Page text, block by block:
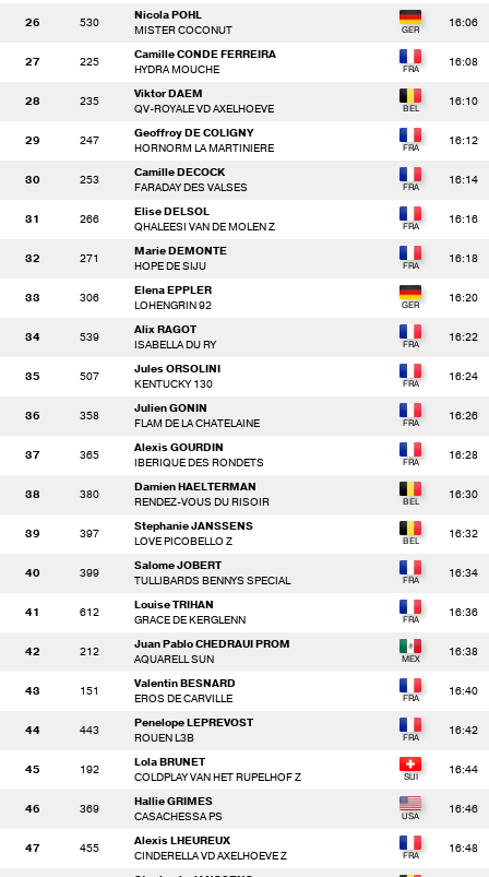
26 530
Nicola POHL
MISTER COCONUT
16:06
27 225
Camille CONDE FERREIRA
HYDRA MOUCHE
16:08
28 235
Viktor DAEM
QV-ROYALE VD AXELHOEVE
16:10
29 247
Geoffroy DE COLIGNY
HORNORM LA MARTINIERE
16:12
30 253
Camille DECOCK
FARADAY DES VALSES
16:14
31 266
Elise DELSOL
QHALEESI VAN DE MOLEN Z
16:16
32 271
Marie DEMONTE
HOPE DE SIJU
16:18
33 306
Elena EPPLER
LOHENGRIN 92
16:20
34 539
Alix RAGOT
ISABELLA DU RY
16:22
35 507
Jules ORSOLINI
KENTUCKY 130
16:24
36 358
Julien GONIN
FLAM DE LA CHATELAINE
16:26
37 365
Alexis GOURDIN
IBERIQUE DES RONDETS
16:28
38 380
Damien HAELTERMAN
RENDEZ-VOUS DU RISOIR
16:30
39 397
Stephanie JANSSENS
LOVE PICOBELLO Z
16:32
40 399
Salome JOBERT
TULLIBARDS BENNYS SPECIAL
16:34
41 612
Louise TRIHAN
GRACE DE KERGLENN
16:36
42 212
Juan Pablo CHEDRAUI PROM
AQUARELL SUN
16:38
43 151
Valentin BESNARD
EROS DE CARVILLE
16:40
44 443
Penelope LEPREVOST
ROUEN L3B
16:42
45 192
Lola BRUNET
COLDPLAY VAN HET RUPELHOF Z
16:44
46 369
Hallie GRIMES
CASACHESSA PS
16:46
47 455
Alexis LHEUREUX
CINDERELLA VD AXELHOEVE Z
16:48